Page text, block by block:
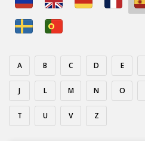
A B C D E
J L M N O
T U V Z